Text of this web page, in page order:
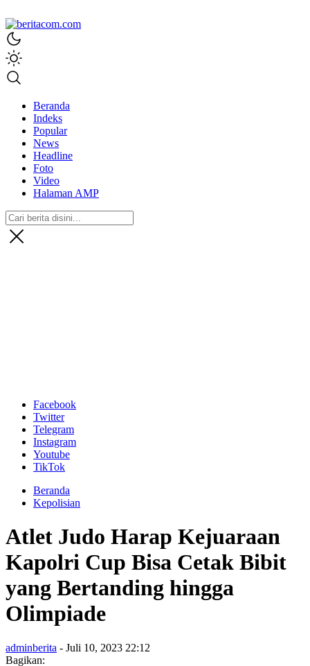
beritacom.com
bestnews
Beranda
Indeks
Popular
News
Headline
Foto
Video
Halaman AMP
Facebook
Twitter
Telegram
Instagram
Youtube
TikTok
Beranda
Kepolisian
Atlet Judo Harap Kejuaraan
Kapolri Cup Bisa Cetak Bibit
yang Bertanding hingga
Olimpiade
adminberita - Juli 10, 2023 22:12
Bagikan: